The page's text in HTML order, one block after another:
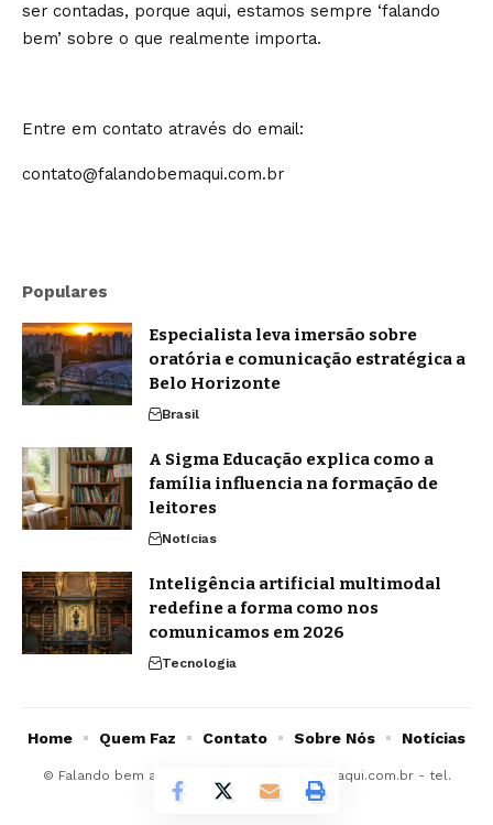
ser contadas, porque aqui, estamos sempre ‘falando
bem’ sobre o que realmente importa.
Entre em contato através do email:
contato@falandobemaqui.com.br
Populares
Especialista leva imersão sobre
oratória e comunicação estratégica a
Belo Horizonte
Brasil
A Sigma Educação explica como a
família influencia na formação de
leitores
Notícias
Inteligência artificial multimodal
redefine a forma como nos
comunicamos em 2026
Tecnologia
© Falando bem aqui - contato@falandobemaqui.com.br- tel.
(11)91754-6532
Home Quem Faz Contato Sobre Nós Notícias